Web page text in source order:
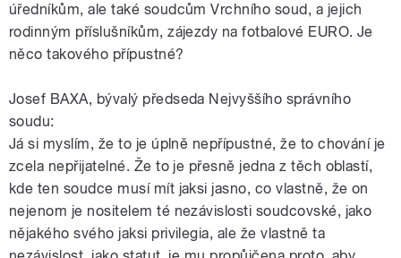
úředníkům, ale také soudcům Vrchního soud, a jejich
rodinným příslušníkům, zájezdy na fotbalové EURO. Je
něco takového přípustné?
Josef BAXA, bývalý předseda Nejvyššího správního
soudu:
Já si myslím, že to je úplně nepřípustné, že to chování je
zcela nepřijatelné. Že to je přesně jedna z těch oblastí,
kde ten soudce musí mít jaksi jasno, co vlastně, že on
nejenom je nositelem té nezávislosti soudcovské, jako
nějakého svého jaksi privilegia, ale že vlastně ta